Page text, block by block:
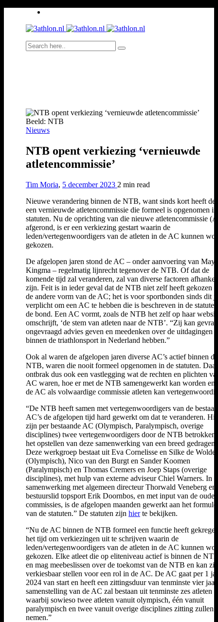
Beeld: NTB
Nieuws
NTB opent verkiezing ‘vernieuwde
atletencommissie’
Tim Moria, 5 december 2023 2 min read
Nieuwe verandering binnen de NTB, want sinds kort heeft de
een vernieuwde atletencommissie die formeel is opgenomen
statuten. Nu de oprichting van die nieuwe atletencommissie
afgerond, is er een verkiezing gestart waarin de
leden/vertegenwoordigers van de atleten in de AC kunnen
gekozen.
De afgelopen jaren stond de AC – onder aanvoering van Maya
Kingma – regelmatig lijnrecht tegenover de NTB. Of dat de
komende tijd zal veranderen, zal van diverse factoren
zijn. Feit is in ieder geval dat de NTB niet zelf heeft gekozen
de andere vorm van de AC; het is voor sportbonden sinds dit
verplicht om een AC te hebben die is beschreven in de
de bond. Een AC vormt, zoals de NTB het zelf op haar
omschrijft, ‘de stem van atleten naar de NTB’. “Zij kan
ongevraagd advies geven en meedenken over de uitdagingen
binnen de triathlonsport in Nederland hebben.”
Ook al waren de afgelopen jaren diverse AC’s actief binnen de
NTB, waren die nooit formeel opgenomen in de statuten.
ontbrak dus ook een vastlegging wat de rechten en plichten
AC waren, hoe er met de NTB samengewerkt kan worden en
de AC als volwaardige commissie atleten kan
“De NTB heeft samen met vertegenwoordigers van de
AC’s de afgelopen tijd hard gewerkt om dat te veranderen.
zijn per bestaande AC (Olympisch, Paralympisch, overige
disciplines) twee vertegenwoordigers door de NTB betrokken
het opstellen van deze samenwerking van een breed gedragen
Deze werkgroep bestaat uit Eva Cornelisse en Silke de Wolde
(Olympisch), Nico van den Burgt en Sander Koomen
(Paralympisch) en Thomas Cremers en Joep Staps (overige
disciplines), met hulp van externe adviseur Chiel Warners. In
samenwerking met algemeen directeur Thorwald Veneberg en
bestuurslid topsport Erik Doornbos, en met input van de oude
commissies, is de afgelopen maanden gewerkt aan het
van de statuten.” De statuten zijn hierte bekijken.
“Nu de AC binnen de NTB formeel een functie heeft
het tijd om verkiezingen uit te schrijven waarin de
leden/vertegenwoordigers van de atleten in de AC kunnen
gekozen. Elke atleet die op eliteniveau actief is binnen de
en mag meebeslissen over de toekomst van de NTB en kan
verkiesbaar stellen voor een rol in de AC. De AC gaat per 1
2024 van start en heeft een zittingsduur van tenminste vier
samenstelling van de AC zal bestaan uit tenminste zes atleten
waarbij sowieso twee atleten vanuit olympisch, één vanuit
paralympisch en twee vanuit overige disciplines zitting zullen
nemen.”